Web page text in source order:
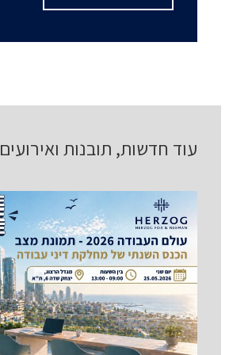
עוד חדשות, תובנות ואירועים